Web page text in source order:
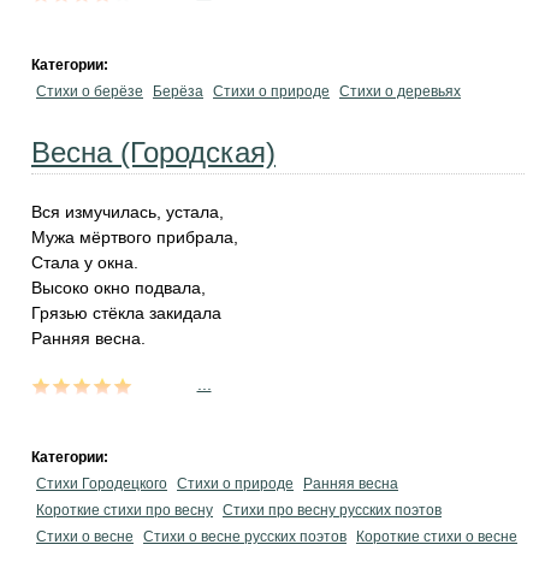
Категории:
Стихи о берёзе
Берёза Стихи о природе Стихи о деревьях
Весна (Городская)
Вся измучилась, устала,
Мужа мёртвого прибрала,
Стала у окна.
Высоко окно подвала,
Грязью стёкла закидала
Ранняя весна.
Категории:
Стихи Городецкого Стихи о природе
Ранняя весна
Короткие стихи про весну Стихи про весну русских поэтов
Стихи о весне
Стихи о весне русских поэтов Короткие стихи о весне